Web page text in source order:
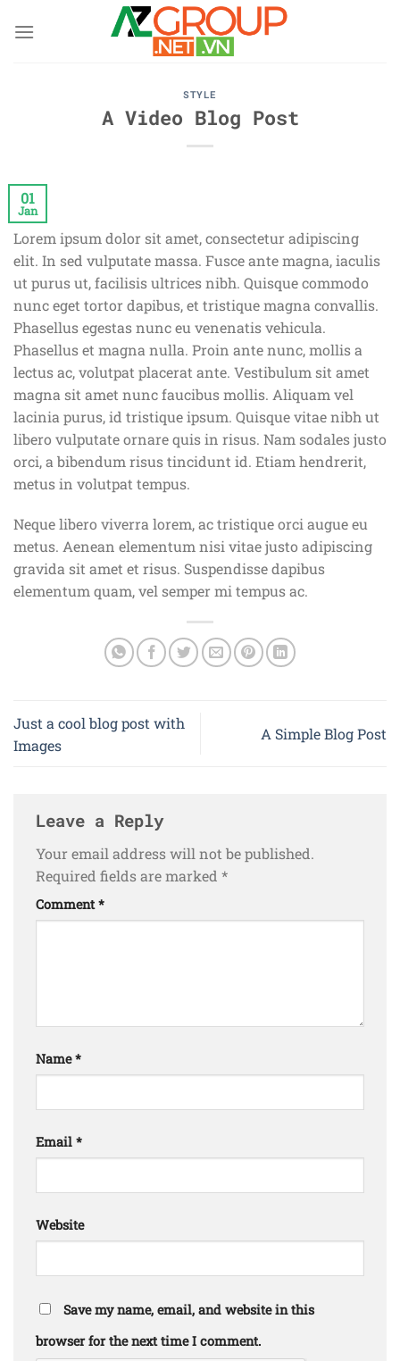
STYLE
A Video Blog Post
01
Jan
Lorem ipsum dolor sit amet, consectetur adipiscing
elit. In sed vulputate massa. Fusce ante magna, iaculis
ut purus ut, facilisis ultrices nibh. Quisque commodo
nunc eget tortor dapibus, et tristique magna convallis.
Phasellus egestas nunc eu venenatis vehicula.
Phasellus et magna nulla. Proin ante nunc, mollis a
lectus ac, volutpat placerat ante. Vestibulum sit amet
magna sit amet nunc faucibus mollis. Aliquam vel
lacinia purus, id tristique ipsum. Quisque vitae nibh ut
libero vulputate ornare quis in risus. Nam sodales justo
orci, a bibendum risus tincidunt id. Etiam hendrerit,
metus in volutpat tempus.
Neque libero viverra lorem, ac tristique orci augue eu
metus. Aenean elementum nisi vitae justo adipiscing
gravida sit amet et risus. Suspendisse dapibus
elementum quam, vel semper mi tempus ac.
Just a cool blog post with
Images
A Simple Blog Post
Leave a Reply
Your email address will not be published.
Required fields are marked *
Comment*
Name*
Email *
Website
Save my name, email, and website in this
browser for the next time I comment.